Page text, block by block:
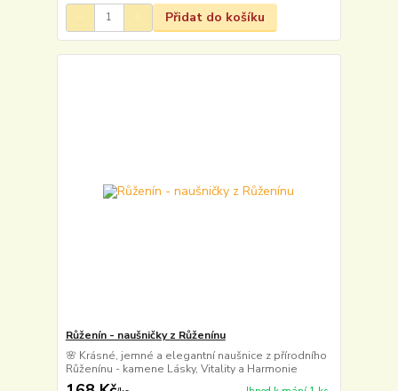
Přidat do košíku
Růženín - naušničky z Růženínu
🌸 Krásné, jemné a elegantní naušnice z přírodního
Růženínu - kamene Lásky, Vitality a Harmonie